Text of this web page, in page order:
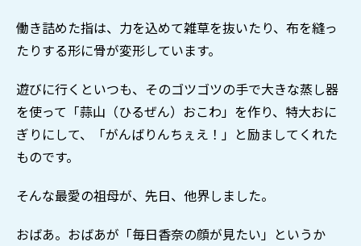
働き詰めた指は、力を込めて雑草を抜いたり、布を縫っ
たりする形に骨が変形しています。
遊びに行くといつも、そのゴツゴツの手で大きな蒸し器
を使って「蒜山（ひるぜん）おこわ」を作り、特大おに
ぎりにして、「がんばりんちぇえ！」と励ましてくれた
ものです。
そんな最愛の祖母が、先日、他界しました。
おばあ。おばあが「毎日香奈の顔が見たい」というか